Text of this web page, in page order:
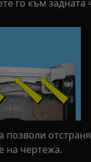
го към
позволи
на чертежа.